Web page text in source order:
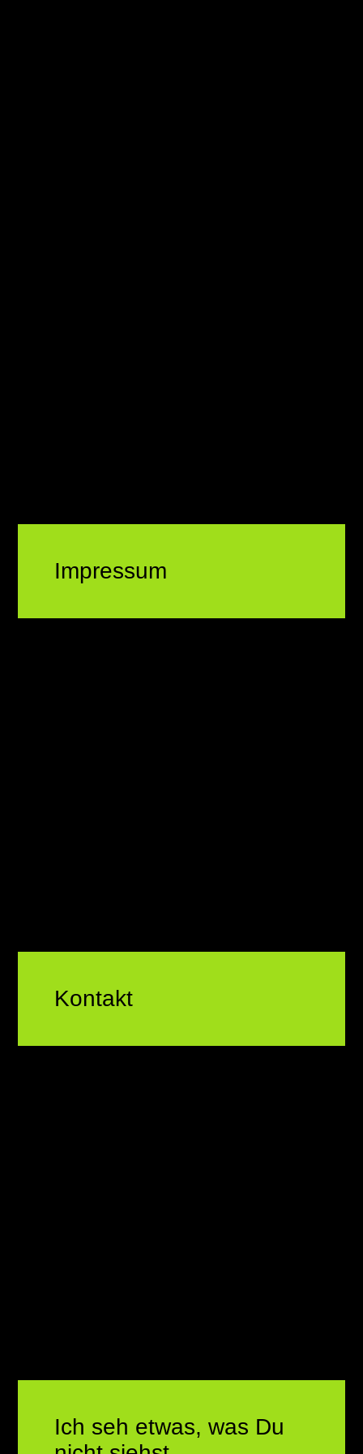
Impressum
Kontakt
Ich seh etwas, was Du